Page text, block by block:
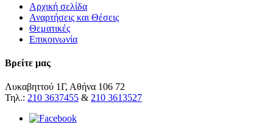
Αρχική σελίδα
Αναρτήσεις και Θέσεις
Θεματικές
Επικοινωνία
Βρείτε μας
Λυκαβηττού 1Γ, Αθήνα 106 72
Τηλ.: 210 3637455 & 210 3613527